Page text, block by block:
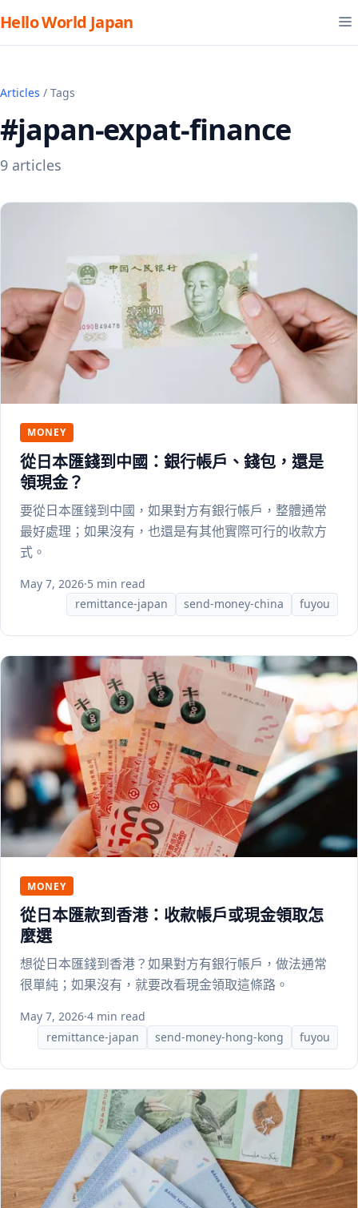
Hello World Japan
Articles / Tags
#japan-expat-finance
9 articles
MONEY
從日本匯錢到中國：銀行帳戶、錢包，還是
領現金？
要從日本匯錢到中國，如果對方有銀行帳戶，整體通常
最好處理；如果沒有，也還是有其他實際可行的收款方
式。
May 7, 2026·5 min read
remittance-japan
send-money-china fuyou
MONEY
從日本匯款到香港：收款帳戶或現金領取怎
麼選
想從日本匯錢到香港？如果對方有銀行帳戶，做法通常
很單純；如果沒有，就要改看現金領取這條路。
May 7, 2026·4 min read
remittance-japan
send-money-hong-kong fuyou